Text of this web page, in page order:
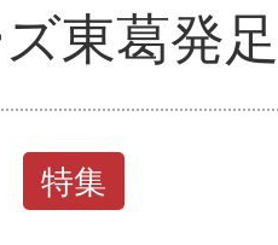
東葛発足
特集